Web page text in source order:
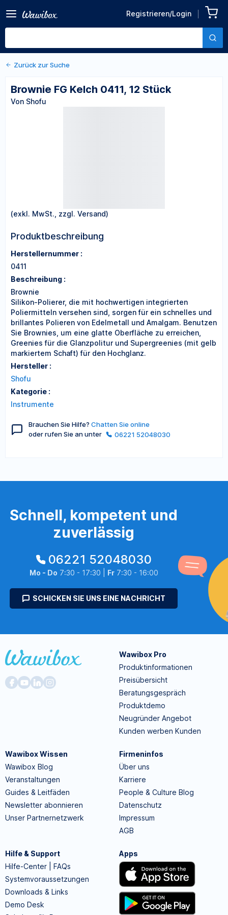
Registrieren/Login
Stück
Von Shofu
Zurück zu den Produktdetails
Zurück zur Suche
Brownie FG Kelch 0411, 12 Stück
Von Shofu
(exkl. MwSt., zzgl. Versand)
Produktbeschreibung
Herstellernummer :
0411
Beschreibung :
Brownie
Silikon-Polierer, die mit hochwertigen integrierten
Poliermitteln versehen sind, sorgen für ein schnelles und
brillantes Polieren von Edelmetall und Amalgam. Benutzen
Sie Brownies, um eine glatte Oberfläche zu erreichen,
Greenies für die Glanzpolitur und Supergreenies (mit gelb
markiertem Schaft) für den Hochglanz.
Hersteller :
Shofu
Kategorie :
Instrumente
Brauchen Sie Hilfe? Chatten Sie online
oder rufen Sie an unter
06221 52048030
Schnell, kompetent und
zuverlässig
06221 52048030
Mo - Do 7:30 - 17:30 | Fr7:30 - 16:00
SCHICKEN SIE UNS EINE NACHRICHT
Wawibox Pro
Produktinformationen
Preisübersicht
Beratungsgespräch
Produktdemo
Neugründer Angebot
Kunden werben Kunden
Wawibox Wissen
Wawibox Blog
Veranstaltungen
Guides & Leitfäden
Newsletter abonnieren
Unser Partnernetzwerk
Firmeninfos
Über uns
Karriere
People & Culture Blog
Datenschutz
Impressum
AGB
Hilfe & Support
Hilfe-Center | FAQs
Systemvoraussetzungen
Downloads & Links
Demo Desk
Apps